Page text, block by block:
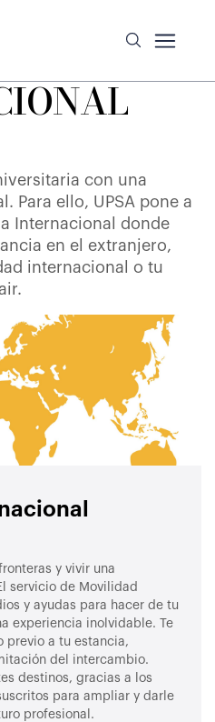
con una
Para ello, UPSA pone a
Internacional donde
en el extranjero,
internacional o tu
y vivir una
servicio de Movilidad
y ayudas para hacer de tu
experiencia inolvidable. Te
previo a tu estancia,
del intercambio.
destinos, gracias a los
para ampliar y darle
profesional.